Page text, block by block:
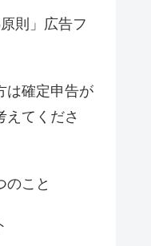
則」広告フ
は確定申告が
えてくださ
のこと